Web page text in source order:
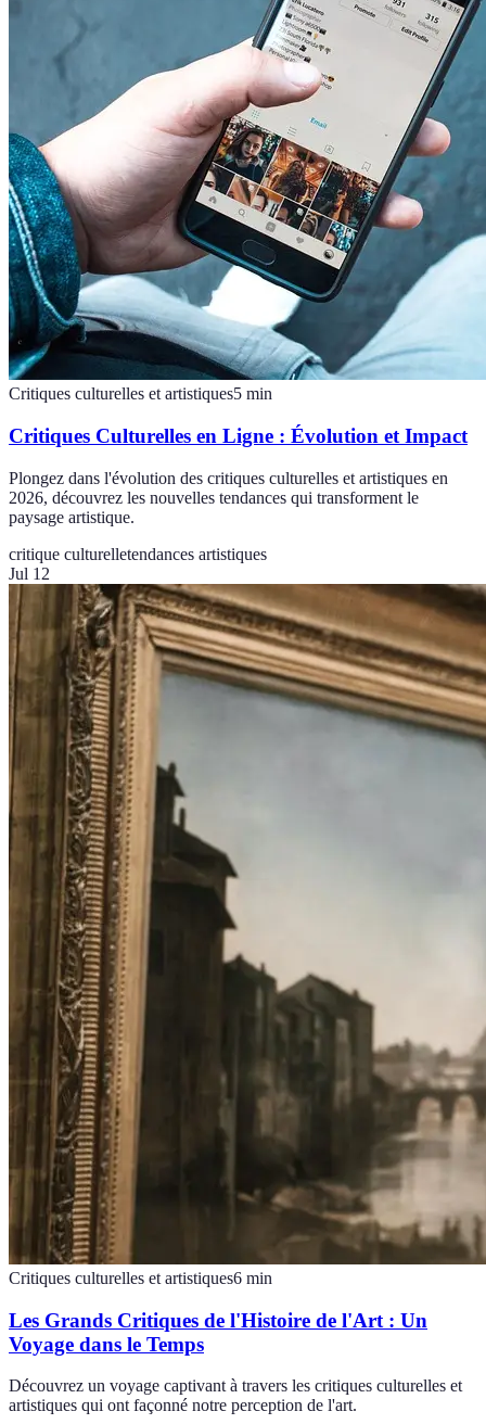
Critiques culturelles et artistiques5 min
Critiques Culturelles en Ligne : Évolution et Impact
Plongez dans l'évolution des critiques culturelles et artistiques en
2026, découvrez les nouvelles tendances qui transforment le
paysage artistique.
critique culturelletendances artistiques
Jul 12
Critiques culturelles et artistiques6 min
Les Grands Critiques de l'Histoire de l'Art : Un
Voyage dans le Temps
Découvrez un voyage captivant à travers les critiques culturelles et
artistiques qui ont façonné notre perception de l'art.